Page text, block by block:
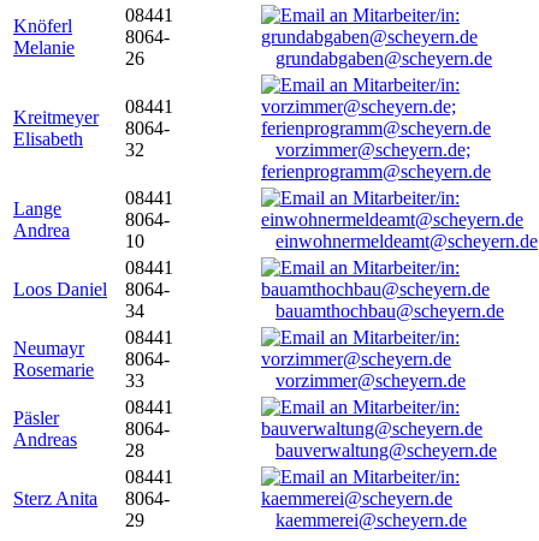
Knöferl
Melanie
08441
8064-
26
grundabgaben@scheyern.de
Kreitmeyer
Elisabeth
08441
8064-
32
vorzimmer@scheyern.de;
ferienprogramm@scheyern.de
Lange
Andrea
08441
8064-
10
einwohnermeldeamt@scheyern.de
Loos Daniel
08441
8064-
34
bauamthochbau@scheyern.de
Neumayr
Rosemarie
08441
8064-
33
vorzimmer@scheyern.de
Päsler
Andreas
08441
8064-
28
bauverwaltung@scheyern.de
Sterz Anita
08441
8064-
29
kaemmerei@scheyern.de